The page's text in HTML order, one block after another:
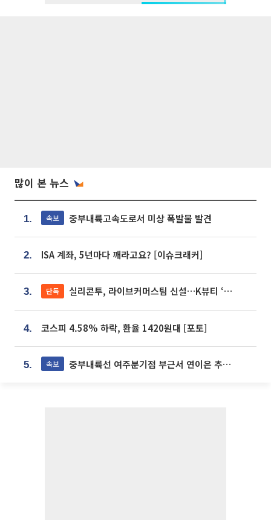
많이 본 뉴스
1. 속보 중부내륙고속도로서 미상 폭발물 발견
2. ISA 계좌, 5년마다 깨라고요? [이슈크래커]
3. 단독 실리콘투, 라이브커머스팀 신설…K뷰티 ‘글로벌 판매망’ 확대[K뷰티 라방戰]
4. 코스피 4.58% 하락, 환율 1420원대 [포토]
5. 속보 중부내륙선 여주분기점 부근서 연이은 추돌사고 발생